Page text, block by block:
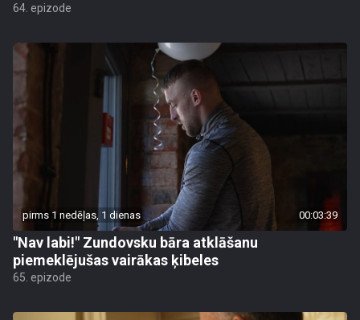
64. epizode
pirms 1 nedēļas, 1 dienas 00:03:39
"Nav labi!" Zundovsku bāra atklāšanu
piemeklējušas vairākas ķibeles
65. epizode